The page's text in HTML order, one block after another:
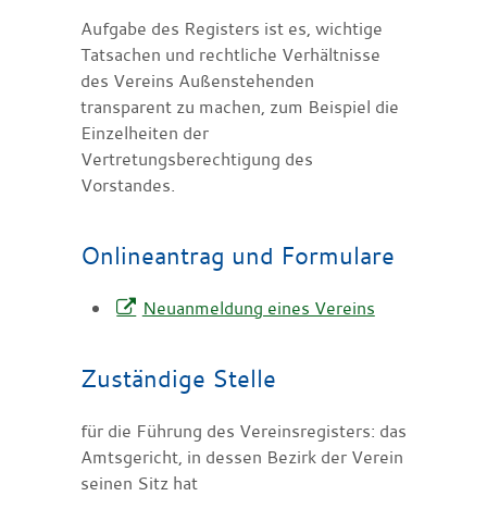
Aufgabe des Registers ist es, wichtige
Tatsachen und rechtliche Verhältnisse
des Vereins Außenstehenden
transparent zu machen, zum Beispiel die
Einzelheiten der
Vertretungsberechtigung des
Vorstandes.
Onlineantrag und Formulare
Neuanmeldung eines Vereins
Zuständige Stelle
für die Führung des Vereinsregisters: das
Amtsgericht, in dessen Bezirk der Verein
seinen Sitz hat